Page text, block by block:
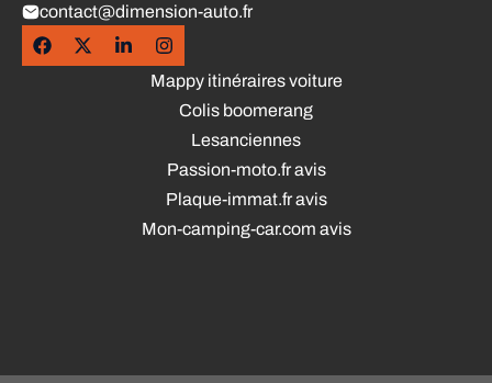
contact@dimension-auto.fr
Mappy itinéraires voiture
Colis boomerang
Lesanciennes
Passion-moto.fr avis
Plaque-immat.fr avis
Mon-camping-car.com avis